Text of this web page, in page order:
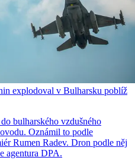
explodoval v Bulharsku poblíž
bulharského vzdušného
Oznámil to podle
Rumen Radev. Dron podle něj
agentura DPA.